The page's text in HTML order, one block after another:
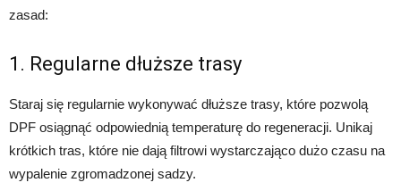
zasad:
1. Regularne dłuższe trasy
Staraj się regularnie wykonywać dłuższe trasy, które pozwolą
DPF osiągnąć odpowiednią temperaturę do regeneracji. Unikaj
krótkich tras, które nie dają filtrowi wystarczająco dużo czasu na
wypalenie zgromadzonej sadzy.